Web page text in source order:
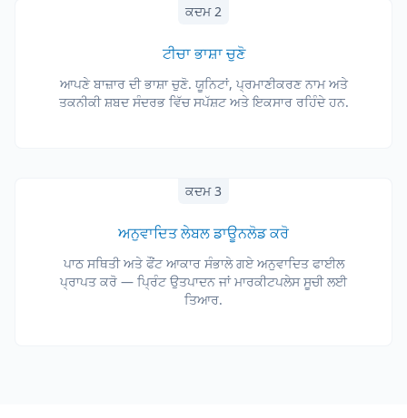
ਕਦਮ 2
ਟੀਚਾ ਭਾਸ਼ਾ ਚੁਣੋ
ਆਪਣੇ ਬਾਜ਼ਾਰ ਦੀ ਭਾਸ਼ਾ ਚੁਣੋ. ਯੂਨਿਟਾਂ, ਪ੍ਰਮਾਣੀਕਰਣ ਨਾਮ ਅਤੇ
ਤਕਨੀਕੀ ਸ਼ਬਦ ਸੰਦਰਭ ਵਿੱਚ ਸਪੱਸ਼ਟ ਅਤੇ ਇਕਸਾਰ ਰਹਿੰਦੇ ਹਨ.
ਕਦਮ 3
ਅਨੁਵਾਦਿਤ ਲੇਬਲ ਡਾਊਨਲੋਡ ਕਰੋ
ਪਾਠ ਸਥਿਤੀ ਅਤੇ ਫੌਂਟ ਆਕਾਰ ਸੰਭਾਲੇ ਗਏ ਅਨੁਵਾਦਿਤ ਫਾਈਲ
ਪ੍ਰਾਪਤ ਕਰੋ — ਪ੍ਰਿੰਟ ਉਤਪਾਦਨ ਜਾਂ ਮਾਰਕੀਟਪਲੇਸ ਸੂਚੀ ਲਈ
ਤਿਆਰ.